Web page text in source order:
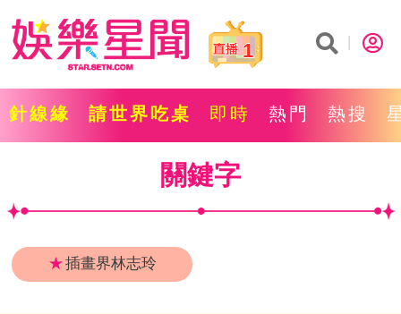
1
針線緣 請世界吃桌 即時 熱門 熱搜
關鍵字
★插畫界林志玲